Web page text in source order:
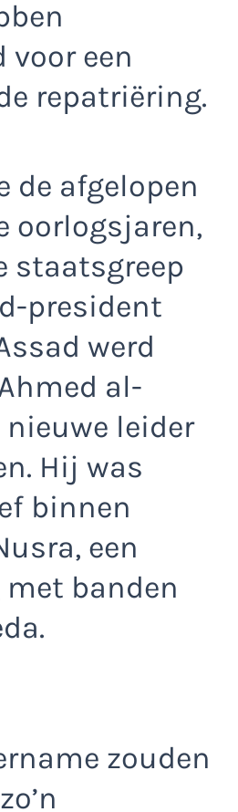
voor een
repatriëring.
de afgelopen
oorlogsjaren,
staatsgreep
president
werd
al-
leider
Hij was
binnen
een
banden
zouden